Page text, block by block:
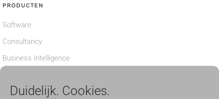
Duidelijk. Cookies.
PRODUCTEN
Software
Consultancy
Business Intelligence
Cookiebeleid